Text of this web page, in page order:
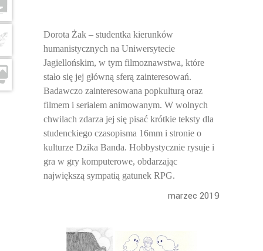
Dorota Żak – studentka kierunków
humanistycznych na Uniwersytecie
Jagiellońskim, w tym filmoznawstwa, które
stało się jej główną sferą zainteresowań.
Badawczo zainteresowana popkulturą oraz
filmem i serialem animowanym. W wolnych
chwilach zdarza jej się pisać krótkie teksty dla
studenckiego czasopisma 16mm i stronie o
kulturze Dzika Banda. Hobbystycznie rysuje i
gra w gry komputerowe, obdarzając
największą sympatią gatunek RPG.
marzec 2019